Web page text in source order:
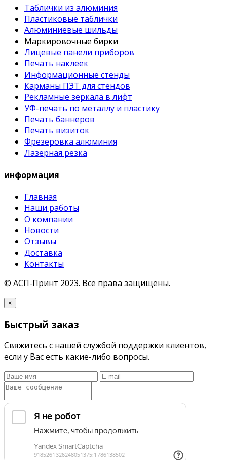
Таблички из алюминия
Пластиковые таблички
Алюминиевые шильды
Маркировочные бирки
Лицевые панели приборов
Печать наклеек
Информационные стенды
Карманы ПЭТ для стендов
Рекламные зеркала в лифт
УФ-печать по металлу и пластику
Печать баннеров
Печать визиток
Фрезеровка алюминия
Лазерная резка
информация
Главная
Наши работы
О компании
Новости
Отзывы
Доставка
Контакты
© АСП-Принт 2023. Все права защищены.
×
Быстрый заказ
Свяжитесь с нашей службой поддержки клиентов,
если у Вас есть какие-либо вопросы.